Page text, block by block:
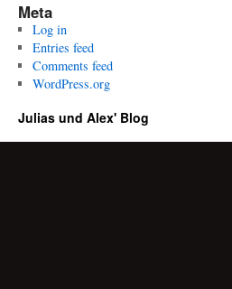
Meta
Log in
Entries feed
Comments feed
WordPress.org
Julias und Alex' Blog